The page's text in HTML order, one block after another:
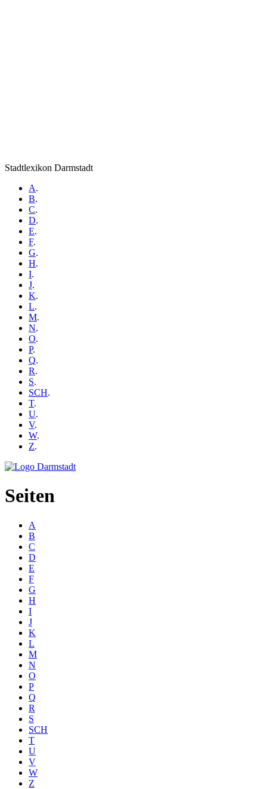
Stadtlexikon Darmstadt
A.
B.
C.
D.
E.
F.
G.
H.
I.
J.
K.
L.
M.
N.
O.
P.
Q.
R.
S.
SCH.
T.
U.
V.
W.
Z.
Seiten
A
B
C
D
E
F
G
H
I
J
K
L
M
N
O
P
Q
R
S
SCH
T
U
V
W
Z